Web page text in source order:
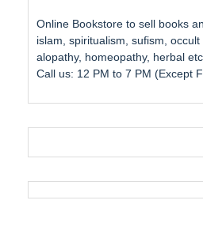
Online Bookstore to sell books
islam, spiritualism, sufism,
alopathy, homeopathy, herbal etc
Call us: 12 PM to 7 PM (Except